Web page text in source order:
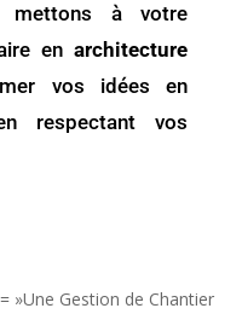
mettons à votre
enarchitecture
vos idées en
respectant vos
»Une Gestion de Chantier